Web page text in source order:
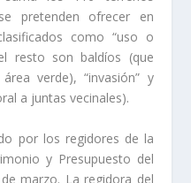
pretenden ofrecer en
como “uso o
resto son baldíos (que
verde), “invasión” y
a juntas vecinales).
por los regidores de la
y Presupuesto del
marzo. La regidora del